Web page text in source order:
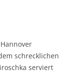
schrecklichen
serviert